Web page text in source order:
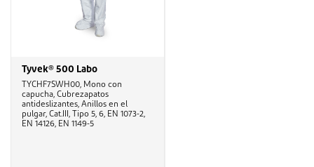
Tyvek® 500 Labo
TYCHF7SWH00, Mono con
capucha, Cubrezapatos
antideslizantes, Anillos en el
pulgar, Cat.III, Tipo 5, 6, EN 1073-2,
EN 14126, EN 1149-5